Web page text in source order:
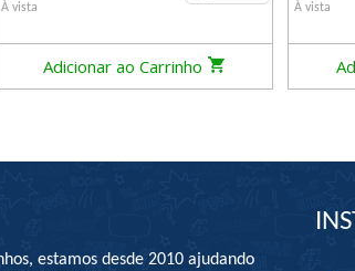
À vista
Adicionar ao Carrinho
À vista
estamos desde 2010 ajudando